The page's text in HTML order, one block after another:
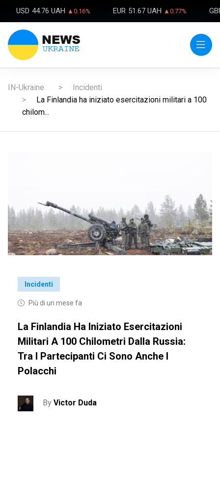
USD 44.76 UAH ▲0.16% EUR 51.67 UAH ▲0.77%
IN-Ukraine
Incidenti
La Finlandia ha iniziato esercitazioni militari a 100
chilom...
Incidenti
Più di un mese fa
La Finlandia Ha Iniziato Esercitazioni
Militari A 100 Chilometri Dalla Russia:
Tra I Partecipanti Ci Sono Anche I
Polacchi
ByVictor Duda